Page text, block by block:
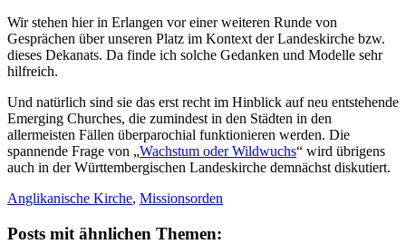
Wir stehen hier in Erlangen vor einer weiteren Runde von
Gesprächen über unseren Platz im Kontext der Landeskirche bzw.
dieses Dekanats. Da finde ich solche Gedanken und Modelle sehr
hilfreich.
Und natürlich sind sie das erst recht im Hinblick auf neu entstehende
Emerging Churches, die zumindest in den Städten in den
allermeisten Fällen überparochial funktionieren werden. Die
spannende Frage von „Wachstum oder Wildwuchs“ wird übrigens
auch in der Württembergischen Landeskirche demnächst diskutiert.
Anglikanische Kirche, Missionsorden
Posts mit ähnlichen Themen: